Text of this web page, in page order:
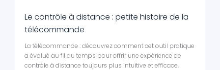
Le contrôle à distance : petite histoire de la
télécommande
La télécommande : découvrez comment cet outil pratique
a évolué au fil du temps pour offrir une expérience de
contrôle à distance toujours plus intuitive et efficace.